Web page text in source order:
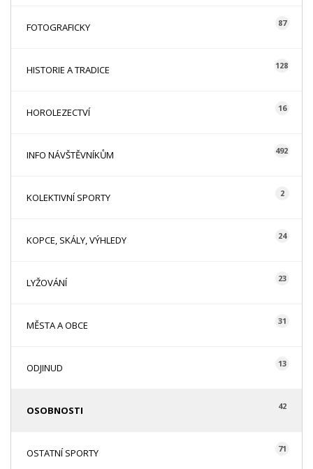
FOTOGRAFICKY 87
HISTORIE A TRADICE 128
HOROLEZECTVÍ 16
INFO NÁVŠTĚVNÍKŮM 492
KOLEKTIVNÍ SPORTY 2
KOPCE, SKÁLY, VÝHLEDY 24
LYŽOVÁNÍ 23
MĚSTA A OBCE 31
ODJINUD 13
OSOBNOSTI 42
OSTATNÍ SPORTY 71